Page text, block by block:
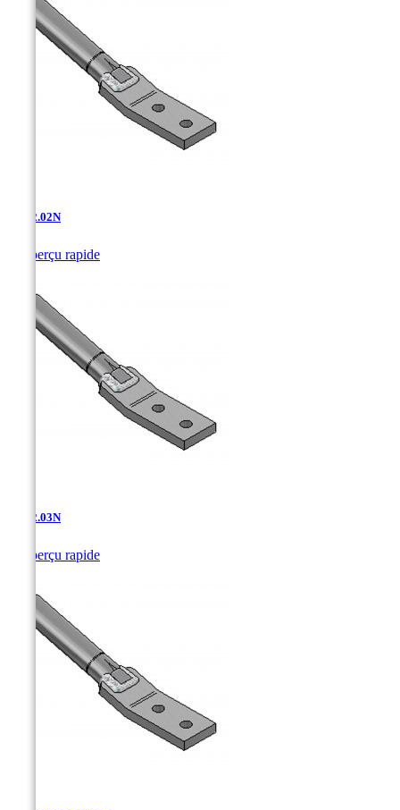
AT-12.02N
Aperçu rapide
AT-12.03N
Aperçu rapide